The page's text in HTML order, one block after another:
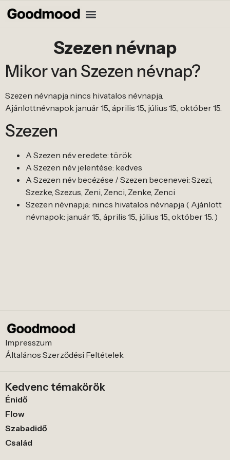
Szezen névnap
Mikor van Szezen névnap?
Szezen névnapja nincs hivatalos névnapja.
Ajánlottnévnapok január 15., április 15., július 15., október 15.
Szezen
A Szezen név eredete: török
A Szezen név jelentése: kedves
A Szezen név becézése / Szezen becenevei: Szezi,
Szezke, Szezus, Zeni, Zenci, Zenke, Zenci
Szezen névnapja: nincs hivatalos névnapja ( Ajánlott
névnapok: január 15., április 15., július 15., október 15. )
Impresszum
Általános Szerződési Feltételek
Kedvenc témakörök
Énidő
Flow
Szabadidő
Család